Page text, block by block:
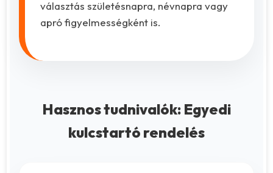
választás születésnapra, névnapra vagy
apró figyelmességként is.
Hasznos tudnivalók: Egyedi
kulcstartó rendelés